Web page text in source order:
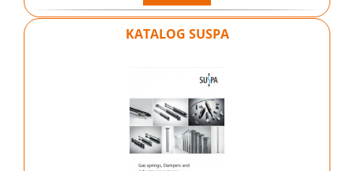
KATALOG SUSPA